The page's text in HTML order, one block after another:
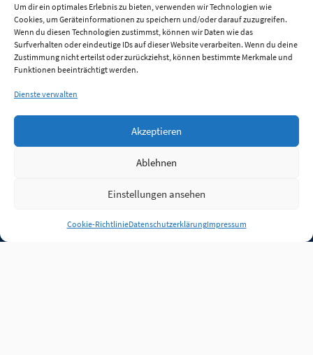
Um dir ein optimales Erlebnis zu bieten, verwenden wir Technologien wie
Cookies, um Geräteinformationen zu speichern und/oder darauf zuzugreifen.
Wenn du diesen Technologien zustimmst, können wir Daten wie das
Surfverhalten oder eindeutige IDs auf dieser Website verarbeiten. Wenn du deine
Zustimmung nicht erteilst oder zurückziehst, können bestimmte Merkmale und
Funktionen beeinträchtigt werden.
Dienste verwalten
Akzeptieren
Ablehnen
Einstellungen ansehen
Cookie-RichtlinieDatenschutzerklärungImpressum
Anmelden
Jobs Partner FAQ Quellen